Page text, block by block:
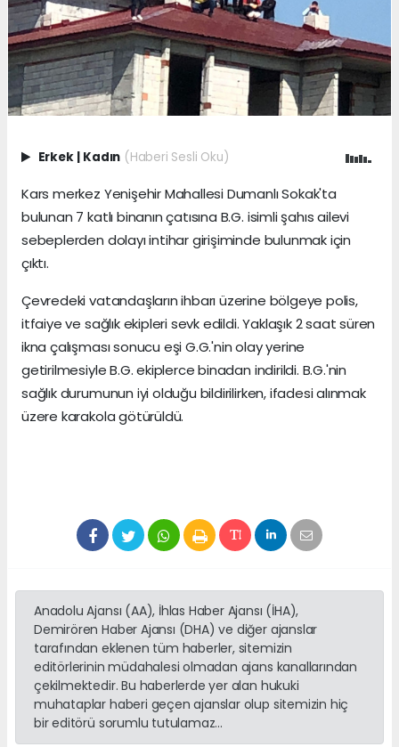
Erkek | Kadın (Haberi Sesli Oku)
Kars merkez Yenişehir Mahallesi Dumanlı Sokak'ta
bulunan 7 katlı binanın çatısına B.G. isimli şahıs ailevi
sebeplerden dolayı intihar girişiminde bulunmak için
çıktı.
Çevredeki vatandaşların ihbarı üzerine bölgeye polis,
itfaiye ve sağlık ekipleri sevk edildi. Yaklaşık 2 saat süren
ikna çalışması sonucu eşi G.G.'nin olay yerine
getirilmesiyle B.G. ekiplerce binadan indirildi. B.G.'nin
sağlık durumunun iyi olduğu bildirilirken, ifadesi alınmak
üzere karakola götürüldü.
Anadolu Ajansı (AA), İhlas Haber Ajansı (İHA),
Demirören Haber Ajansı (DHA) ve diğer ajanslar
tarafından eklenen tüm haberler, sitemizin
editörlerinin müdahalesi olmadan ajans kanallarından
çekilmektedir. Bu haberlerde yer alan hukuki
muhataplar haberi geçen ajanslar olup sitemizin hiç
bir editörü sorumlu tutulamaz...